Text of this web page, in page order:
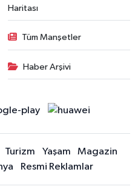
Haritası
Tüm Manşetler
Haber Arşivi
Turizm Yaşam
Magazin
Resmi Reklamlar